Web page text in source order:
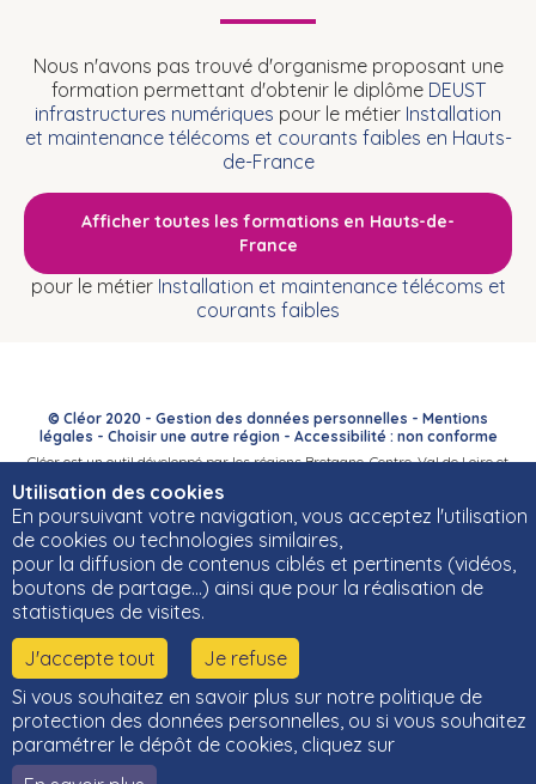
Utilisation des cookies
En poursuivant votre navigation, vous acceptez l'utilisation
de cookies ou technologies similaires,
pour la diffusion de contenus ciblés et pertinents (vidéos,
boutons de partage…) ainsi que pour la réalisation de
statistiques de visites.
J'accepte tout
Je refuse
Si vous souhaitez en savoir plus sur notre politique de
protection des données personnelles, ou si vous souhaitez
paramétrer le dépôt de cookies, cliquez sur
Nous n'avons pas trouvé d'organisme proposant une
formation permettant d'obtenir le diplôme DEUST
infrastructures numériques pour le métier Installation
et maintenance télécoms et courants faibles en Hauts-
de-France
Afficher toutes les formations en Hauts-de-
France
pour le métier Installation et maintenance télécoms et
courants faibles
© Cléor 2020 - Gestion des données personnelles - Mentions
légales - Choisir une autre région- Accessibilité : non conforme
Cléor est un outil développé par les régions Bretagne, Centre-Val de Loire et